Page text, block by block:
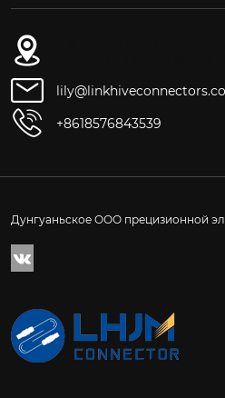
+8618576843539
Дунгуаньское ООО прецизионной
